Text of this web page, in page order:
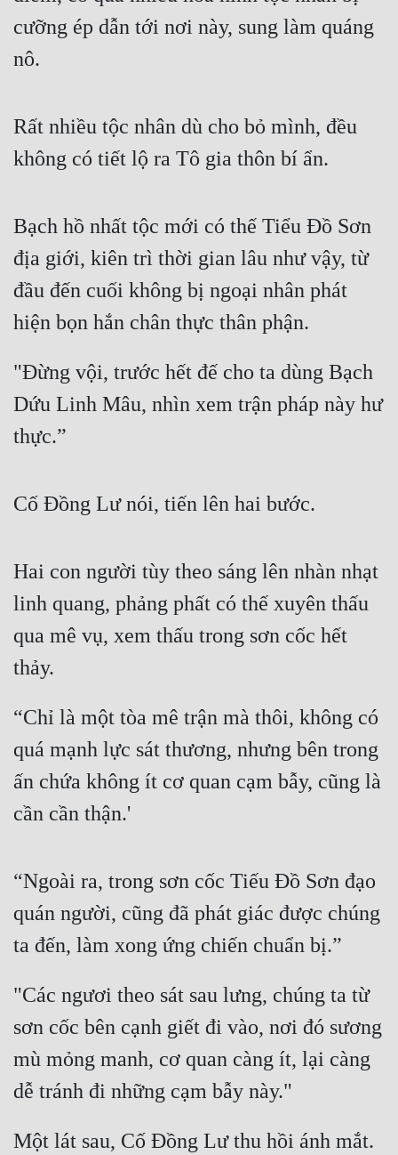
Sảng Văn
Sắc
Thanh Xuân
Tiên Hiệp
Trinh Thám
Triều Đấu
Tu Chân
Tu Tiên
Tội Phạm
Xuyên Nhanh
Xuyên Sách
Đông Phương
Đồng Nhân
Cẩu Đạo Trường Sinh
Truyện Nữ
Vô Địch Lưu
cưỡng ép dẫn tới nơi này, sung làm quáng
nô.
Rất nhiều tộc nhân dù cho bỏ mình, đều
không có tiết lộ ra Tô gia thôn bí ẩn.
Bạch hồ nhất tộc mới có thế Tiểu Đồ Sơn
địa giới, kiên trì thời gian lâu như vậy, từ
đầu đến cuối không bị ngoại nhân phát
hiện bọn hắn chân thực thân phận.
"Đừng vội, trước hết đế cho ta dùng Bạch
Dứu Linh Mâu, nhìn xem trận pháp này hư
thực.”
Cố Đồng Lư nói, tiến lên hai bước.
Hai con người tùy theo sáng lên nhàn nhạt
linh quang, phảng phất có thế xuyên thấu
qua mê vụ, xem thấu trong sơn cốc hết
thảy.
“Chỉ là một tòa mê trận mà thôi, không có
quá mạnh lực sát thương, nhưng bên trong
ấn chứa không ít cơ quan cạm bẫy, cũng là
cần cần thận.'
“Ngoài ra, trong sơn cốc Tiếu Đồ Sơn đạo
quán người, cũng đã phát giác được chúng
ta đến, làm xong ứng chiến chuẩn bị.”
"Các ngươi theo sát sau lưng, chúng ta từ
sơn cốc bên cạnh giết đi vào, nơi đó sương
mù mỏng manh, cơ quan càng ít, lại càng
dễ tránh đi những cạm bẫy này."
Một lát sau, Cố Đồng Lư thu hồi ánh mắt.